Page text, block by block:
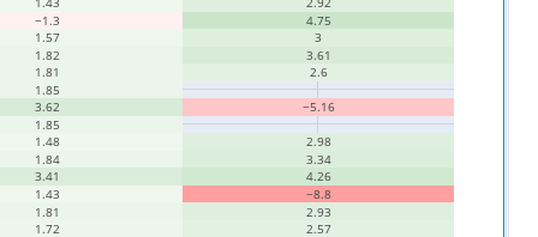
−1.3
4.75
1.57
3
1.82
3.61
1.81
2.6
1.85
3.62
−5.16
1.85
1.48
2.98
1.84
3.34
3.41
4.26
1.43
−8.8
1.81
2.93
1.72
2.57